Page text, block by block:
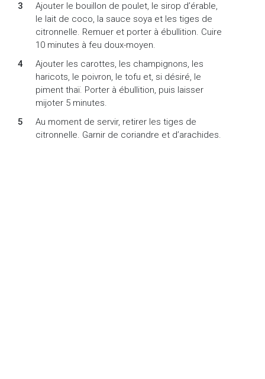
Ajouter le bouillon de poulet, le sirop d’érable,
le lait de coco, la sauce soya et les tiges de
citronnelle. Remuer et porter à ébullition. Cuire
10 minutes à feu doux-moyen.
Ajouter les carottes, les champignons, les
haricots, le poivron, le tofu et, si désiré, le
piment thaï. Porter à ébullition, puis laisser
mijoter 5 minutes.
Au moment de servir, retirer les tiges de
citronnelle. Garnir de coriandre et d’arachides.